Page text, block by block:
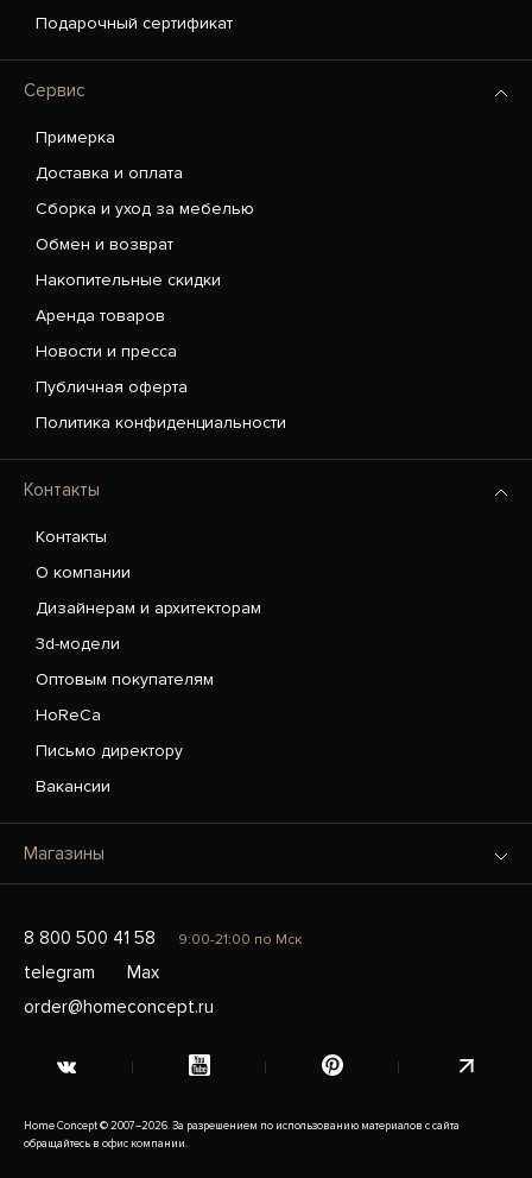
Подарочный сертификат
Сервис
Примерка
Доставка и оплата
Сборка и уход за мебелью
Обмен и возврат
Накопительные скидки
Аренда товаров
Новости и пресса
Публичная оферта
Политика конфиденциальности
Контакты
Контакты
О компании
Дизайнерам и архитекторам
3d-модели
Оптовым покупателям
HoReCa
Письмо директору
Вакансии
Магазины
8 800 500 41 58 9:00-21:00 по Мск
telegram
Max
order@homeconcept.ru
Home Concept © 2007–2026. За разрешением по использованию материалов с сайта
обращайтесь в офис компании.